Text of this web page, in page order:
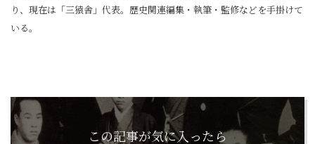
り、現在は「三猿舎」代表。歴史関連編集・執筆・監修などを手掛けて
いる。
この記事が気に入ったら